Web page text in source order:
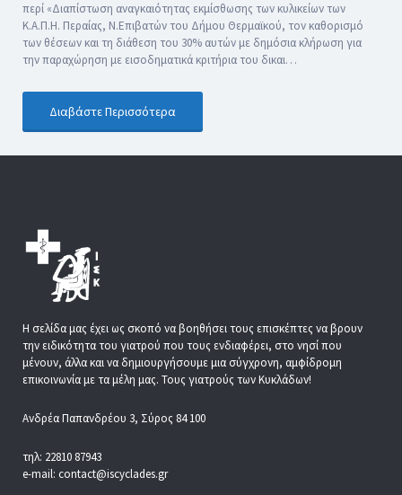
περί «Διαπίστωση αναγκαιότητας εκμίσθωσης των κυλικείων των
Κ.Α.Π.Η. Περαίας, Ν.Επιβατών του Δήμου Θερμαϊκού, τον καθορισμό
των θέσεων και τη διάθεση του 30% αυτών με δημόσια κλήρωση για
την παραχώρηση με εισοδηματικά κριτήρια του δικαι…
Διαβάστε Περισσότερα
Η σελίδα μας έχει ως σκοπό να βοηθήσει τους επισκέπτες να βρουν
την ειδικότητα του γιατρού που τους ενδιαφέρει, στο νησί που
μένουν, άλλα και να δημιουργήσουμε μια σύγχρονη, αμφίδρομη
επικοινωνία με τα μέλη μας. Τους γιατρούς των Κυκλάδων!
Ανδρέα Παπανδρέου 3, Σύρος 84 100
τηλ: 22810 87943
e-mail: contact@iscyclades.gr